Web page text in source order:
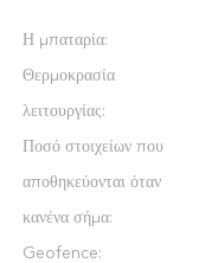
Η μπαταρία:
Θερμοκρασία
λειτουργίας:
Ποσό στοιχείων που
αποθηκεύονται όταν
κανένα σήμα:
Geofence: